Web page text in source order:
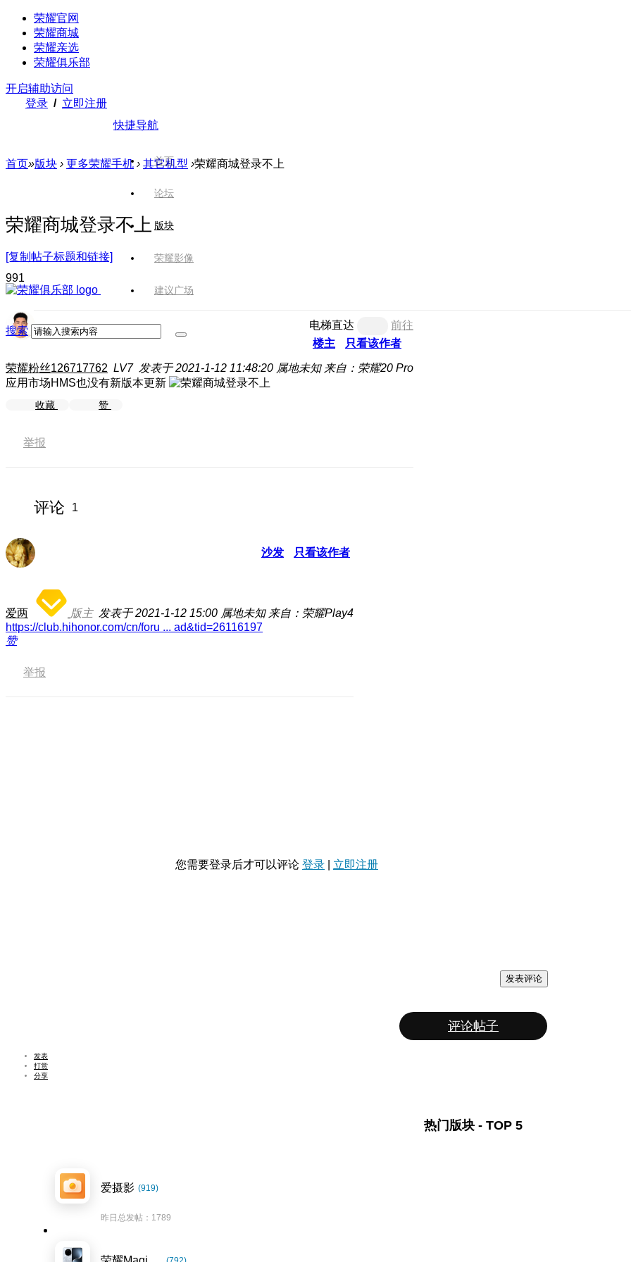
荣耀官网
荣耀商城
荣耀亲选
荣耀俱乐部
开启辅助访问
登录 / 立即注册
快捷导航
首页
论坛
版块
荣耀影像
建议广场
搜索
首页»版块 › 更多荣耀手机 › 其它机型 ›荣耀商城登录不上
荣耀商城登录不上
[复制帖子标题和链接]
991
电梯直达
前往
楼主
只看该作者
荣耀粉丝126717762 LV7 发表于 2021-1-12 11:48:20 属地未知 来自：荣耀20 Pro
应用市场HMS也没有新版本更新
收藏 赞
举报
评论 1
沙发 只看该作者
爱两 版主 发表于 2021-1-12 15:00 属地未知 来自：荣耀Play4
https://club.hihonor.com/cn/foru ... ad&tid=26116197
赞
举报
您需要登录后才可以评论 登录 立即注册
发表评论
评论帖子
发表
打赏
分享
热门版块 - TOP 5
爱摄影 (919)
昨日总发帖：1789